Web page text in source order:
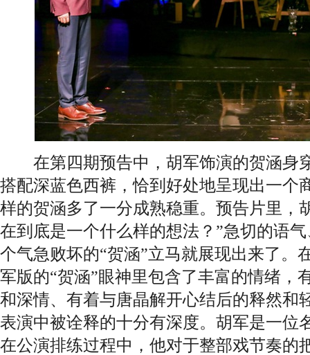
在第四期预告中，胡军饰演的贺涵身
搭配深蓝色西裤，恰到好处地呈现出一个
样的贺涵多了一分成熟稳重。预告片里，
在到底是一个什么样的想法？”急切的语
个气急败坏的“贺涵”立马就展现出来了。
军版的“贺涵”眼神里包含了丰富的情绪，
和深情、有着与唐晶解开心结后的释然和
表演中被诠释的十分有深度。胡军是一位
在公演排练过程中，他对于整部戏节奏的